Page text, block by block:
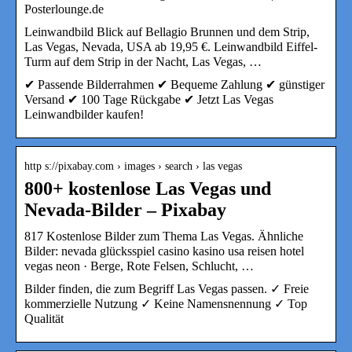
Posterlounge.de
Leinwandbild Blick auf Bellagio Brunnen und dem Strip,
Las Vegas, Nevada, USA ab 19,95 €. Leinwandbild Eiffel-
Turm auf dem Strip in der Nacht, Las Vegas, …
✔ Passende Bilderrahmen ✔ Bequeme Zahlung ✔ günstiger
Versand ✔ 100 Tage Rückgabe ✔ Jetzt Las Vegas
Leinwandbilder kaufen!
http s://pixabay.com › images › search › las vegas
800+ kostenlose Las Vegas und
Nevada-Bilder – Pixabay
817 Kostenlose Bilder zum Thema Las Vegas. Ähnliche
Bilder: nevada glücksspiel casino kasino usa reisen hotel
vegas neon · Berge, Rote Felsen, Schlucht, …
Bilder finden, die zum Begriff Las Vegas passen. ✓ Freie
kommerzielle Nutzung ✓ Keine Namensnennung ✓ Top
Qualität